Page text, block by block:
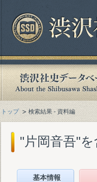
トップ 検索結果 - 資料編
"片岡音吾"
基本情報